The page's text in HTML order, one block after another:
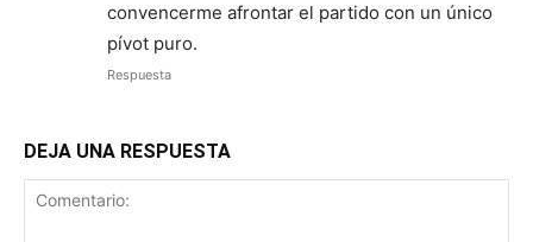
convencerme afrontar el partido con un único
pívot puro.
Respuesta
DEJA UNA RESPUESTA